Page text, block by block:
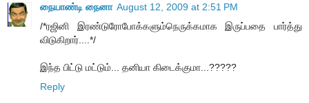
நையாண்டி நைனா August 12, 2009 at 2:51 PM
/*ரஜினி இரண்டுரோபோக்களும்நெருக்கமாக இருப்பதை பார்த்து
விடுகிறார்....*/
இந்த பிட்டு மட்டும்... தனியா கிடைக்குமா...?????
Reply